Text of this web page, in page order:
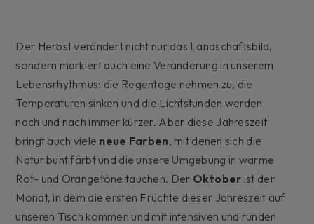
Der Herbst verändert nicht nur das Landschaftsbild,
sondern markiert auch eine Veränderung in unserem
Lebensrhythmus: die Regentage nehmen zu, die
Temperaturen sinken und die Lichtstunden werden
nach und nach immer kürzer. Aber diese Jahreszeit
bringt auch viele neue Farben, mit denen sich die
Natur bunt färbt und die unsere Umgebung in warme
Rot- und Orangetöne tauchen. Der Oktober ist der
Monat, in dem die ersten Früchte dieser Jahreszeit auf
unseren Tisch kommen und mit intensiven und runden